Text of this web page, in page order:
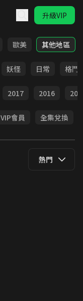
升級VIP
歐美 其他地區
妖怪 日常 格鬥
2017 2016
VIP會員 全集兌換
熱門